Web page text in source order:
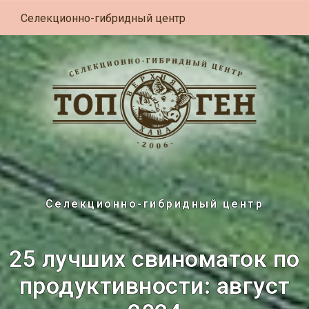
Селекционно-гибридный центр
Селекционно-гибридный центр
25 лучших свиноматок по
продуктивности: август